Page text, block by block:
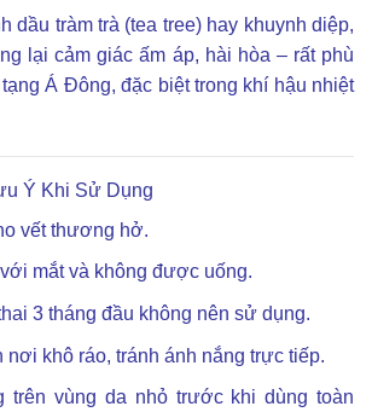
dầu tràm trà (tea tree) hay khuynh diệp,
lại cảm giác ấm áp, hài hòa – rất phù
Á Đông, đặc biệt trong khí hậu nhiệt
Ý Khi Sử Dụng
vết thương hở.
mắt và không được uống.
3 tháng đầu không nên sử dụng.
nơi khô ráo, tránh ánh nắng trực tiếp.
trên vùng da nhỏ trước khi dùng toàn